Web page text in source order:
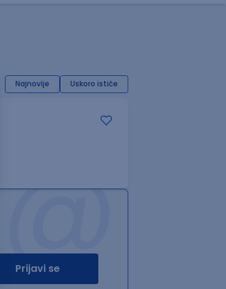
Najnovije Uskoro ističe
@
Prijavi se